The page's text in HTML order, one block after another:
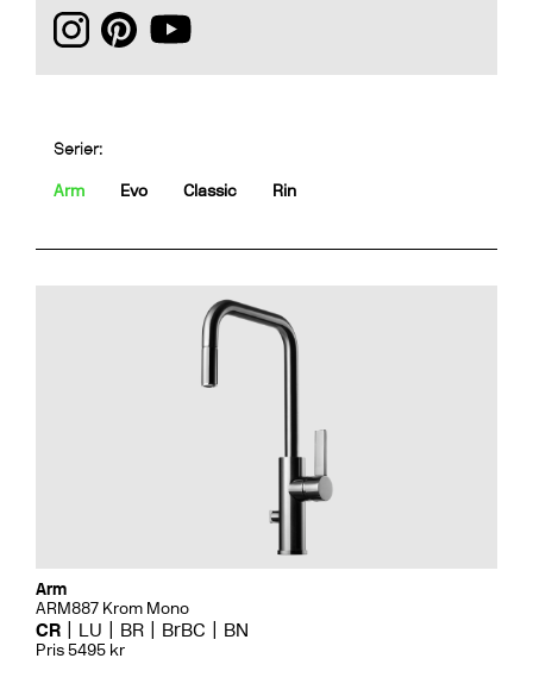
Serier:
Arm Evo Classic Rin
Arm
ARM887 Krom Mono
CR LU BR BrBC BN
Pris 5495 kr